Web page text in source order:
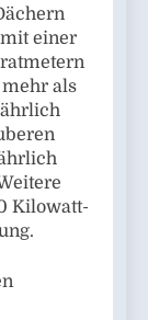
einer
als
Kilowatt-